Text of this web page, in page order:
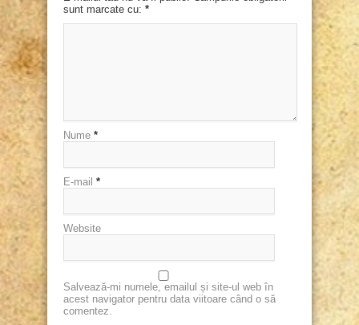
sunt marcate cu: *
Nume *
E-mail *
Website
Salvează-mi numele, emailul și site-ul web în
acest navigator pentru data viitoare când o să
comentez.